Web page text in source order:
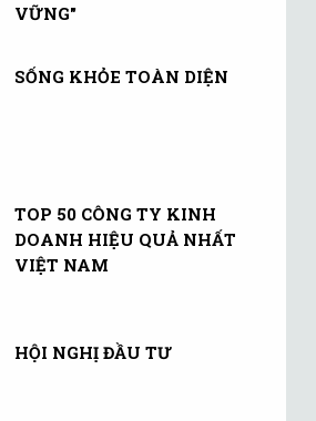
VỮNG"
SỐNG KHỎE TOÀN DIỆN
TOP 50 CÔNG TY KINH
DOANH HIỆU QUẢ NHẤT
VIỆT NAM
HỘI NGHỊ ĐẦU TƯ